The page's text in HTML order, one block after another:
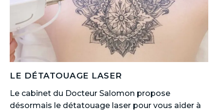
LE DÉTATOUAGE LASER
Le cabinet du Docteur Salomon propose
désormais le détatouage laser pour vous aider à